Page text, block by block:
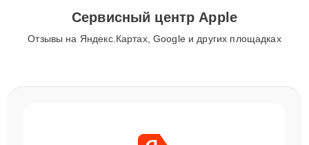
Сервисный центр Apple
Отзывы на Яндекс.Картах, Google и других площадках